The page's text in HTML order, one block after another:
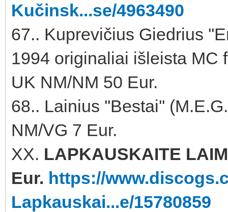
Kučinsk...se/4963490
67.. Kuprevičius Giedrius
1994 originaliai išleista MC
UK NM/NM 50 Eur.
68.. Lainius ''Bestai''
NM/VG 7 Eur.
XX. LAPKAUSKAITE
Eur. https://
Lapkauskai...e/15780859